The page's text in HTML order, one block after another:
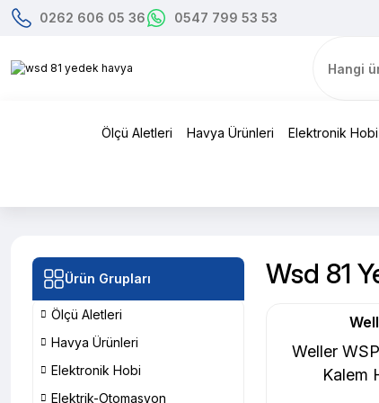
0262 606 05 36 0547 799 53 53
Ölçü Aletleri Havya Ürünleri Elektronik Hobi
Ürün Grupları
Ölçü Aletleri
Havya Ürünleri
Elektronik Hobi
Elektrik-Otomasyon
Wsd 81
Weller
Kalem